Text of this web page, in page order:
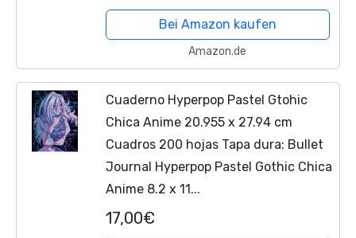
Bei Amazon kaufen
Amazon.de
Cuaderno Hyperpop Pastel Gtohic
Chica Anime 20.955 x 27.94 cm
Cuadros 200 hojas Tapa dura: Bullet
Journal Hyperpop Pastel Gothic Chica
Anime 8.2 x 11...
17,00€